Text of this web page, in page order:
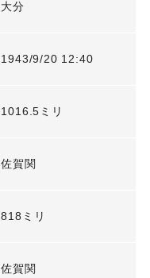
大分
1943/9/20 12:40
1016.5ミリ
佐賀関
818ミリ
佐賀関